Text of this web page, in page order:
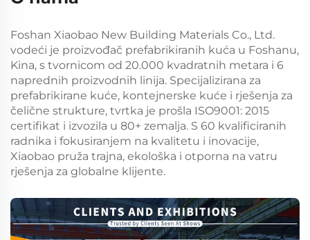
Foshan Xiaobao New Building Materials Co., Ltd.
vodeći je proizvođač prefabrikiranih kuća u Foshanu,
Kina, s tvornicom od 20.000 kvadratnih metara i 6
naprednih proizvodnih linija. Specijalizirana za
prefabrikirane kuće, kontejnerske kuće i rješenja za
čelične strukture, tvrtka je prošla ISO9001: 2015
certifikat i izvozila u 80+ zemalja. S 60 kvalificiranih
radnika i fokusiranjem na kvalitetu i inovacije,
Xiaobao pruža trajna, ekološka i otporna na vatru
rješenja za globalne klijente.